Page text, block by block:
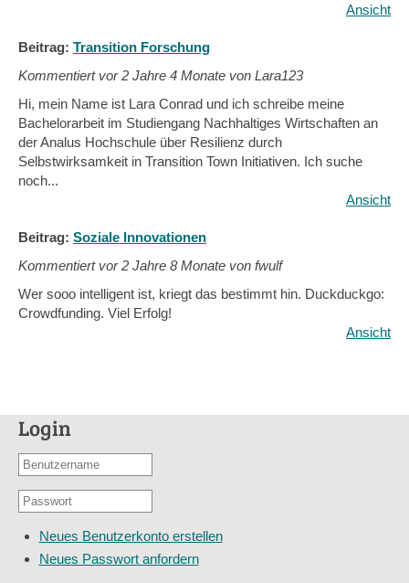
Ansicht
Beitrag: Transition Forschung
Kommentiert vor2 Jahre 4 Monate von Lara123
Hi, mein Name ist Lara Conrad und ich schreibe meine
Bachelorarbeit im Studiengang Nachhaltiges Wirtschaften an
der Analus Hochschule über Resilienz durch
Selbstwirksamkeit in Transition Town Initiativen. Ich suche
noch...
Ansicht
Beitrag: Soziale Innovationen
Kommentiert vor2 Jahre 8 Monate von fwulf
Wer sooo intelligent ist, kriegt das bestimmt hin. Duckduckgo:
Crowdfunding. Viel Erfolg!
Ansicht
Login
Benutzername
E-
Adresse
Passwort
Neues Benutzerkonto erstellen
Neues Passwort anfordern